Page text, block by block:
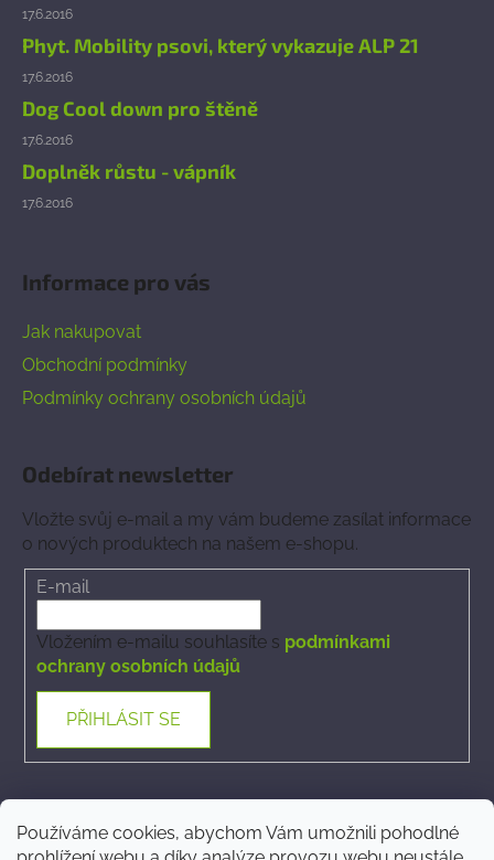
Používáme cookies, abychom Vám umožnili pohodlné
17.6.2016
Phyt. Mobility psovi, který vykazuje ALP 21
17.6.2016
Dog Cool down pro štěně
17.6.2016
Doplněk růstu - vápník
17.6.2016
Informace pro vás
Jak nakupovat
Obchodní podmínky
Podmínky ochrany osobních údajů
Odebírat newsletter
Vložte svůj e-mail a my vám budeme zasílat informace
o nových produktech na našem e-shopu.
E-mail
Vložením e-mailu souhlasíte s podmínkami
ochrany osobních údajů
PŘIHLÁSIT SE
Kontakt